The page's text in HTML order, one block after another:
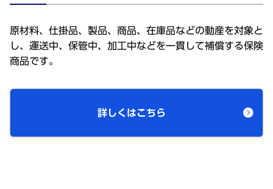
原材料、仕掛品、製品、商品、在庫品などの動産を対象と
し、運送中、保管中、加工中などを一貫して補償する保険
商品です。
詳しくはこちら